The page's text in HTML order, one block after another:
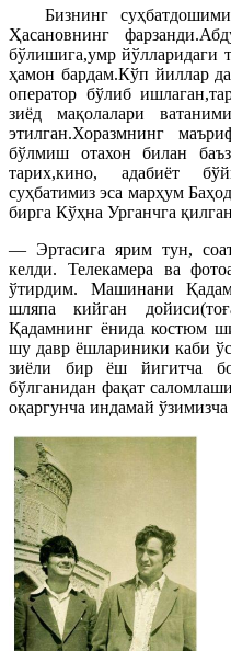
Бизнинг
Ҳасановнинг
бўлишига,умр йўлларидаги
ҳамон бардам.Кўп йиллар
оператор бўлиб
зиёд мақолалари
этилган.Хоразмнинг
бўлмиш отахон билан
тарих,кино, адабиёт
суҳбатимиз эса марҳум
бирга Кўҳна Урганчга
— Эртасига ярим тун,
келди. Телекамера ва
ўтирдим. Машинани
шляпа кийган
Қадамнинг ёнида костюм
шу давр ёшлариники каби
зиёли бир ёш йигитча
бўлганидан фақат
оқаргунча индамай